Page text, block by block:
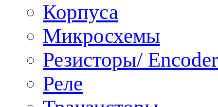
Корпуса
Микросхемы
Резисторы/ Encoder
Реле